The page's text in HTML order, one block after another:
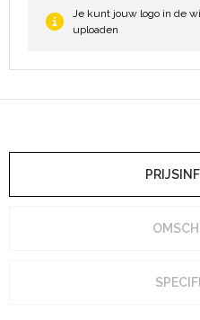
Kledingtassen
Je kunt jouw logo in de
uploaden